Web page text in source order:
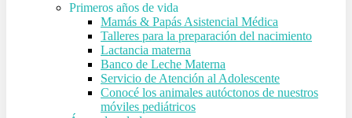
Primeros años de vida
Mamás & Papás Asistencial Médica
Talleres para la preparación del nacimiento
Lactancia materna
Banco de Leche Materna
Servicio de Atención al Adolescente
Conocé los animales autóctonos de nuestros
móviles pediátricos